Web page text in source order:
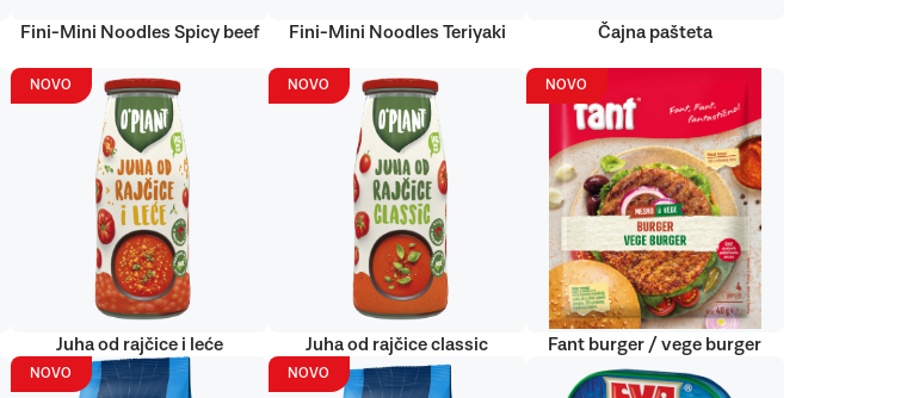
Fini-Mini Noodles Spicy beef Fini-Mini Noodles Teriyaki Čajna pašteta
NOVO
Juha od rajčice i leće
NOVO
Juha od rajčice classic
NOVO
Fant burger / vege burger
NOVO NOVO